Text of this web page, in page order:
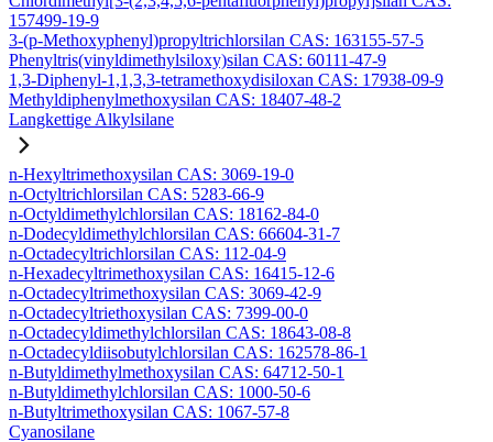
157499-19-9
3-(p-Methoxyphenyl)propyltrichlorsilan CAS: 163155-57-5
Phenyltris(vinyldimethylsiloxy)silan CAS: 60111-47-9
1,3-Diphenyl-1,1,3,3-tetramethoxydisiloxan CAS: 17938-09-9
Methyldiphenylmethoxysilan CAS: 18407-48-2
Langkettige Alkylsilane
n-Hexyltrimethoxysilan CAS: 3069-19-0
n-Octyltrichlorsilan CAS: 5283-66-9
n-Octyldimethylchlorsilan CAS: 18162-84-0
n-Dodecyldimethylchlorsilan CAS: 66604-31-7
n-Octadecyltrichlorsilan CAS: 112-04-9
n-Hexadecyltrimethoxysilan CAS: 16415-12-6
n-Octadecyltrimethoxysilan CAS: 3069-42-9
n-Octadecyltriethoxysilan CAS: 7399-00-0
n-Octadecyldimethylchlorsilan CAS: 18643-08-8
n-Octadecyldiisobutylchlorsilan CAS: 162578-86-1
n-Butyldimethylmethoxysilan CAS: 64712-50-1
n-Butyldimethylchlorsilan CAS: 1000-50-6
n-Butyltrimethoxysilan CAS: 1067-57-8
Cyanosilane